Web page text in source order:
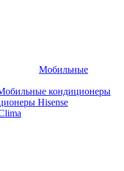
Мобильные
кондиционеры
Hisense